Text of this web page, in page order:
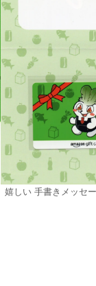
嬉しい 手書きメッセ